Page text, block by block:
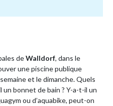
deWalldorf, dans le
une piscine publique
et le dimanche. Quels
bonnet de bain ? Y-a-t-il un
ou d’aquabike, peut-on